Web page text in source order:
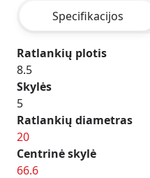
Specifikacijos
Ratlankių plotis
8.5
Skylės
5
Ratlankių diametras
20
Centrinė skylė
66.6